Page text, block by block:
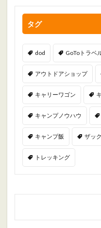
タグ
dod GoToトラベ
アウトドアショップ
キャリーワゴン
キャンプノウハウ
キャンプ飯 ザック
トレッキング